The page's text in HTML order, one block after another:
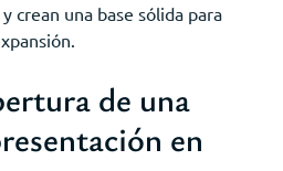
crean una base sólida para
de una
en